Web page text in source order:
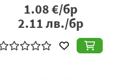
1.08€/бр
2.11лв./бр